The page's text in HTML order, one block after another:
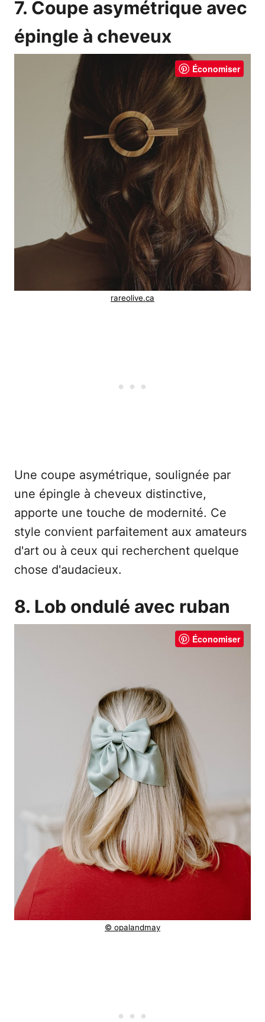
7. Coupe asymétrique avec
épingle à cheveux
Économiser
rareolive.ca
Une coupe asymétrique, soulignée par
une épingle à cheveux distinctive,
apporte une touche de modernité. Ce
style convient parfaitement aux amateurs
d'art ou à ceux qui recherchent quelque
chose d'audacieux.
8. Lob ondulé avec ruban
Économiser
© opalandmay